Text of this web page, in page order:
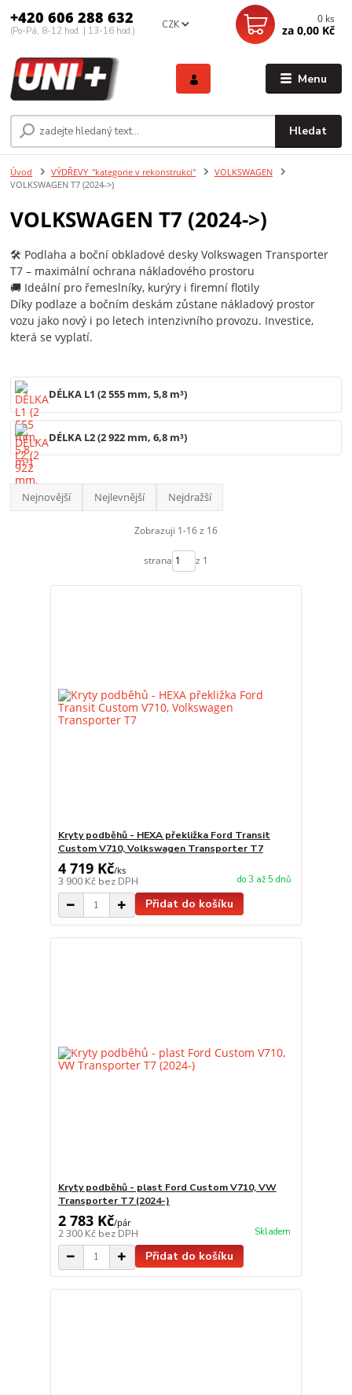
Menu
CZK
Hledat
+420 606 288 632
(Po-Pá, 8-12 hod. | 13-16 hod.)
0 ks
za 0,00 Kč
Úvod VÝDŘEVY_"kategorie v rekonstrukci"
VOLKSWAGEN
VOLKSWAGEN T7 (2024->)
VOLKSWAGEN T7 (2024->)
🛠️ Podlaha a boční obkladové desky Volkswagen Transporter
T7 – maximální ochrana nákladového prostoru
🚚 Ideální pro řemeslníky, kurýry i firemní flotily
Díky podlaze a bočním deskám zůstane nákladový prostor
vozu jako nový i po letech intenzivního provozu. Investice,
která se vyplatí.
DÉLKA L1 (2 555 mm, 5,8 m³)
DÉLKA L2 (2 922 mm, 6,8 m³)
Nejnovější Nejlevnější Nejdražší
Zobrazuji 1-16 z 16
strana z 1
Kryty podběhů - HEXA překližka Ford Transit
Custom V710, Volkswagen Transporter T7
4 719 Kč/ks
3 900 Kč bez DPH do 3 až 5 dnů
Přidat do košíku
Kryty podběhů - plast Ford Custom V710, VW
Transporter T7 (2024-)
2 783 Kč/pár
2 300 Kč bez DPH Skladem
Přidat do košíku